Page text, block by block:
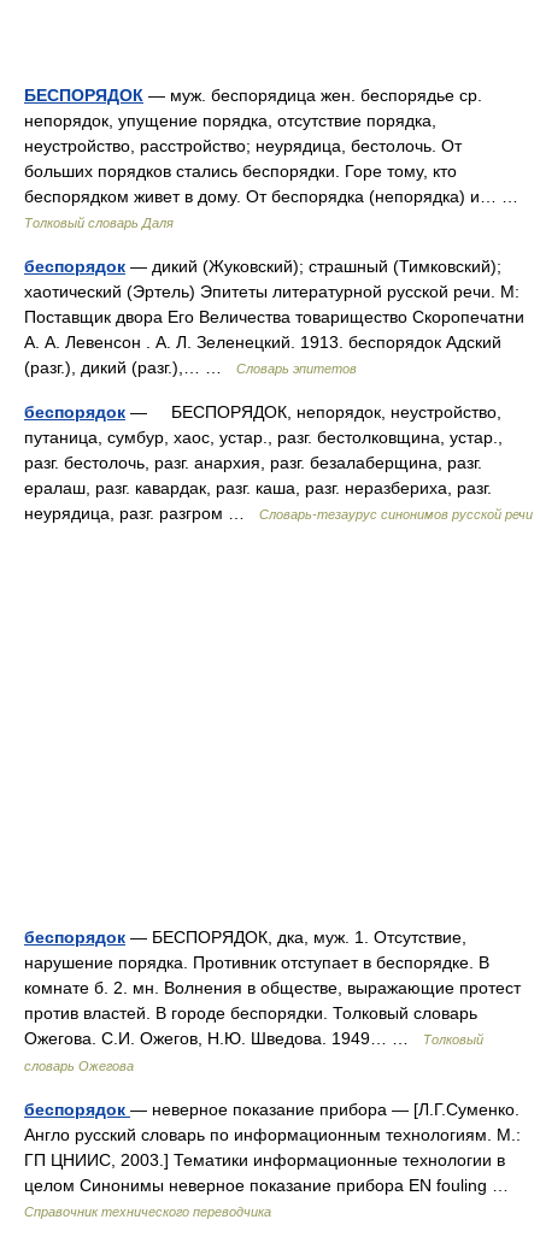
БЕСПОРЯДОК — муж. беспорядица жен. беспорядье ср.
непорядок, упущение порядка, отсутствие порядка,
неустройство, расстройство; неурядица, бестолочь. От
больших порядков стались беспорядки. Горе тому, кто
беспорядком живет в дому. От беспорядка (непорядка) и… …
Толковый словарь Даля
беспорядок — дикий (Жуковский); страшный (Тимковский);
хаотический (Эртель) Эпитеты литературной русской речи. М:
Поставщик двора Его Величества товарищество Скоропечатни
А. А. Левенсон . А. Л. Зеленецкий. 1913. беспорядок Адский
(разг.), дикий (разг.),… …
Словарь эпитетов
беспорядок — БЕСПОРЯДОК, непорядок, неустройство,
путаница, сумбур, хаос, устар., разг. бестолковщина, устар.,
разг. бестолочь, разг. анархия, разг. безалаберщина, разг.
ералаш, разг. кавардак, разг. каша, разг. неразбериха, разг.
неурядица, разг. разгром …
Словарь-тезаурус синонимов русской речи
беспорядок — БЕСПОРЯДОК, дка, муж. 1. Отсутствие,
нарушение порядка. Противник отступает в беспорядке. В
комнате б. 2. мн. Волнения в обществе, выражающие протест
против властей. В городе беспорядки. Толковый словарь
Ожегова. С.И. Ожегов, Н.Ю. Шведова. 1949… …
Толковый
словарь Ожегова
беспорядок — неверное показание прибора — [Л.Г.Суменко.
Англо русский словарь по информационным технологиям. М.:
ГП ЦНИИС, 2003.] Тематики информационные технологии в
целом Синонимы неверное показание прибора EN fouling …
Справочник технического переводчика